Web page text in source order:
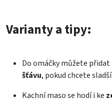
Varianty a tipy:
Do omáčky můžete přidat
šťávu, pokud chcete
Kachní maso se hodí i ke